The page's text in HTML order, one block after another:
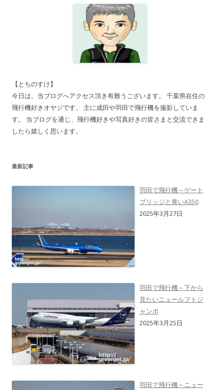
【とちのすけ】
今日は。当ブログへアクセス頂き有難うございます。 千葉県在住の
飛行機好きオヤジです。 主に成田や羽田で飛行機を撮影していま
す。 当ブログを通じ、飛行機好きや写真好きの皆さまと交流できま
したら嬉しく思います。
最新記事
羽田で飛行機～ゲート
ブリッジと青いA350
2025年3月27日
羽田で飛行機～下から
見たいニュールフトジ
ャンボ
2025年3月25日
羽田で飛行機～ニュー